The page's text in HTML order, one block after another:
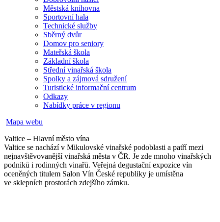
Městská knihovna
Sportovní hala
Technické služby
Sběrný dvůr
Domov pro seniory
Mateřská škola
Základní škola
Střední vinařská škola
Spolky a zájmová sdružení
Turistické informační centrum
Odkazy
Nabídky práce v regionu
Mapa webu
Valtice – Hlavní město vína
Valtice se nachází v Mikulovské vinařské podoblasti a patří mezi
nejnavštěvovanější vinařská města v ČR. Je zde mnoho vinařských
podniků i rodinných vinařů. Veřejná degustační expozice vín
oceněných titulem Salon Vín České republiky je umístěna
ve sklepních prostorách zdejšího zámku.